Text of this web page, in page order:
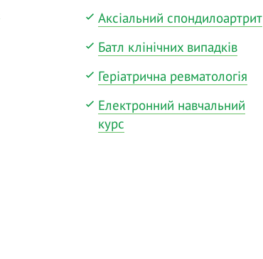
Аксіальний спондилоартрит
Батл клінічних випадків
Геріатрична ревматологія
Електронний навчальний
курс